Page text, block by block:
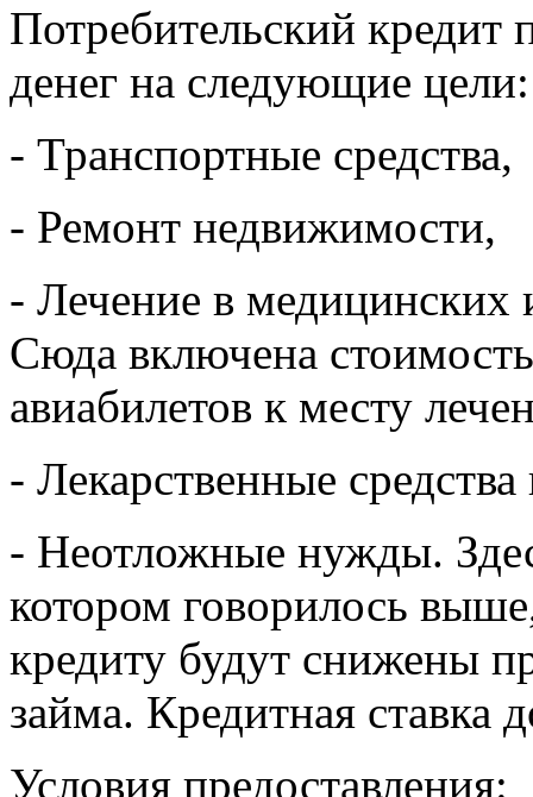
Потребительский кредит
денег на следующие цели:
- Транспортные средства,
- Ремонт недвижимости,
- Лечение в
Сюда включена
авиабилетов к месту
- Лекарственные средства
- Неотложные нужды.
котором говорилось
кредиту будут снижены
займа. Кредитная ставка
Условия предоставления: